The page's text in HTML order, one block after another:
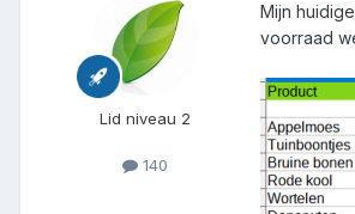
Lid niveau 2
140
Mijn
voorraad